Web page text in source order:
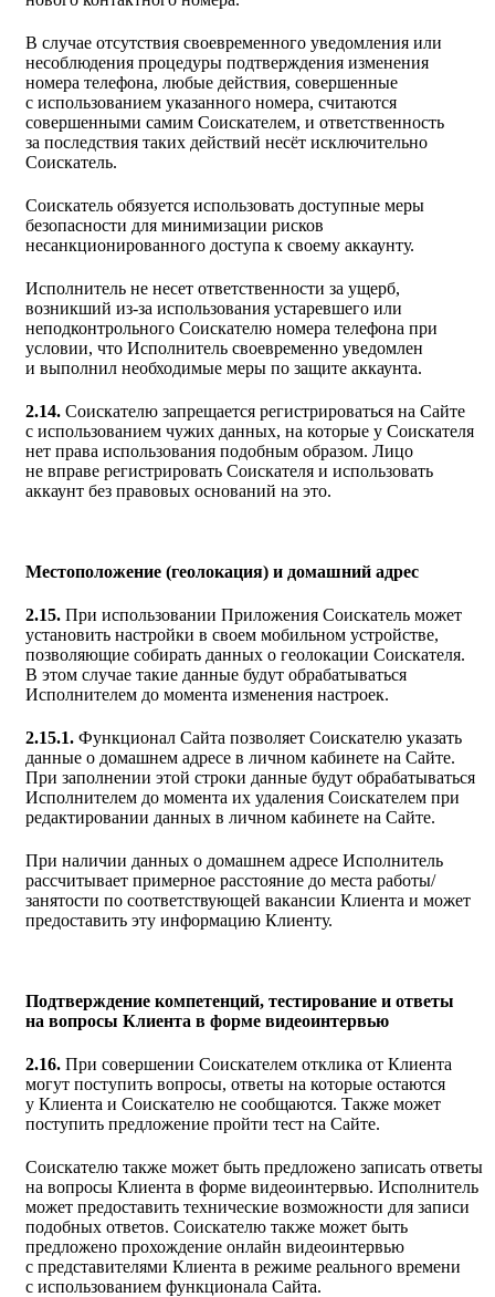
В случае отсутствия своевременного уведомления или
несоблюдения процедуры подтверждения изменения
номера телефона, любые действия, совершенные
с использованием указанного номера, считаются
совершенными самим Соискателем, и ответственность
за последствия таких действий несёт исключительно
Соискатель.
Соискатель обязуется использовать доступные меры
безопасности для минимизации рисков
несанкционированного доступа к своему аккаунту.
Исполнитель не несет ответственности за ущерб,
возникший из-за использования устаревшего или
неподконтрольного Соискателю номера телефона при
условии, что Исполнитель своевременно уведомлен
и выполнил необходимые меры по защите аккаунта.
2.14. Соискателю запрещается регистрироваться на Сайте
с использованием чужих данных, на которые у Соискателя
нет права использования подобным образом. Лицо
не вправе регистрировать Соискателя и использовать
аккаунт без правовых оснований на это.
Местоположение (геолокация) и домашний адрес
2.15. При использовании Приложения Соискатель может
установить настройки в своем мобильном устройстве,
позволяющие собирать данных о геолокации Соискателя.
В этом случае такие данные будут обрабатываться
Исполнителем до момента изменения настроек.
2.15.1. Функционал Сайта позволяет Соискателю указать
данные о домашнем адресе в личном кабинете на Сайте.
При заполнении этой строки данные будут обрабатываться
Исполнителем до момента их удаления Соискателем при
редактировании данных в личном кабинете на Сайте.
При наличии данных о домашнем адресе Исполнитель
рассчитывает примерное расстояние до места работы/
занятости по соответствующей вакансии Клиента и может
предоставить эту информацию Клиенту.
Подтверждение компетенций, тестирование и ответы
на вопросы Клиента в форме видеоинтервью
2.16. При совершении Соискателем отклика от Клиента
могут поступить вопросы, ответы на которые остаются
у Клиента и Соискателю не сообщаются. Также может
поступить предложение пройти тест на Сайте.
Соискателю также может быть предложено записать ответы
на вопросы Клиента в форме видеоинтервью. Исполнитель
может предоставить технические возможности для записи
подобных ответов. Соискателю также может быть
предложено прохождение онлайн видеоинтервью
с представителями Клиента в режиме реального времени
с использованием функционала Сайта.